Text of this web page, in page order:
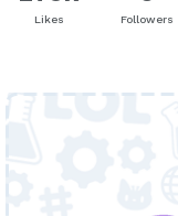
Likes Followers